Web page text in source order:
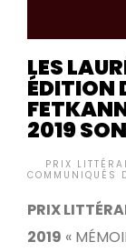
LES
ÉDITION
2019
PRIX
COMMUNIQUÉS
PRIX
2019 «